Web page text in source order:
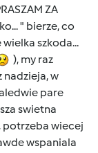
ZA
" bierze, co
szkoda...
), my raz
nadzieja, w
pare
swietna
potrzeba wiecej
wspaniala